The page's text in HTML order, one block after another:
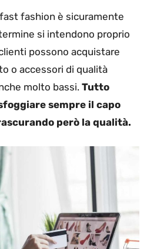
fashion è sicuramente
si intendono proprio
possono acquistare
o accessori di qualità
molto bassi. Tutto
sempre il capo
però la qualità.